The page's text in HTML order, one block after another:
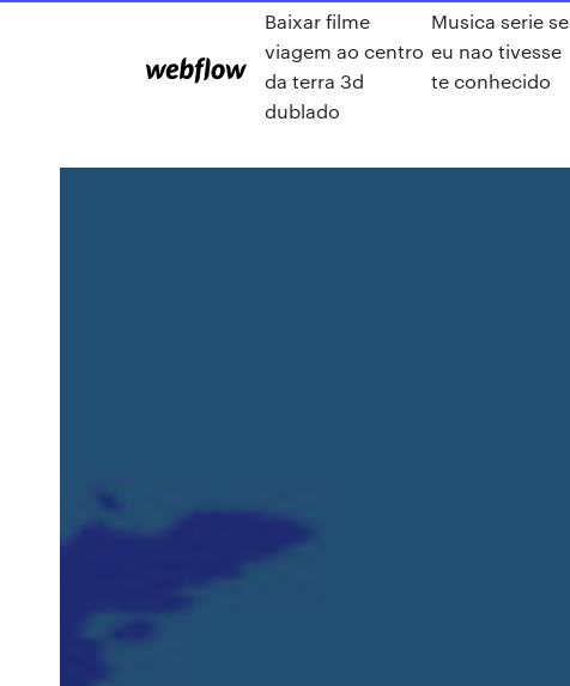
Baixar filme
viagem ao centro
da terra 3d
dublado
Musica serie se
eu nao tivesse
te conhecido